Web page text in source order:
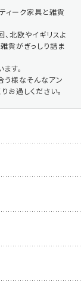
ィーク家具と雑貨
北欧やイギリスよ
貨がぎっしり詰ま
す。
う様なそんなアン
お過しください。